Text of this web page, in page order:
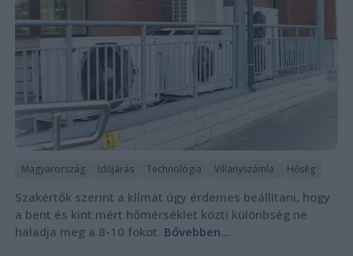
Magyarország Időjárás Technológia Villanyszámla Hőség
Szakértők szerint a klímát úgy érdemes beállítani, hogy
a bent és kint mért hőmérséklet közti különbség ne
haladja meg a 8-10 fokot. Bővebben...